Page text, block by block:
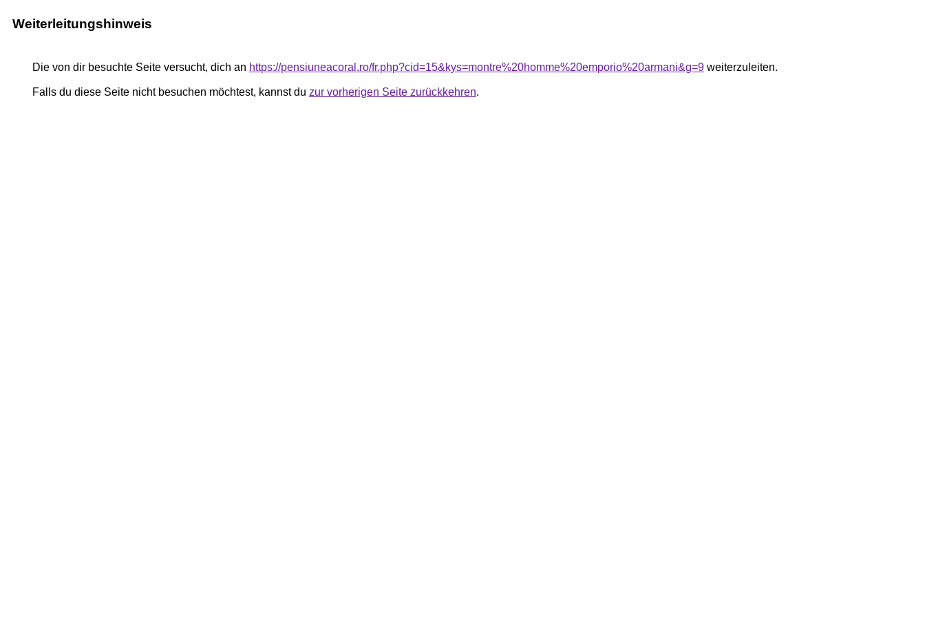
Weiterleitungshinweis
Die von dir besuchte Seite versucht, dich an https://pensiuneacoral.ro/fr.php?cid=15&kys=montre%20homme%20emporio%20armani&g=9 weiterzuleiten.
Falls du diese Seite nicht besuchen möchtest, kannst du zur vorherigen Seite zurückkehren.